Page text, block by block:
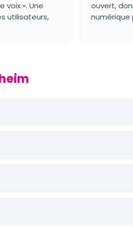
voix ». Une
utilisateurs,
ouvert,